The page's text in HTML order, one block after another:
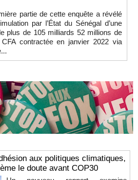
partie de cette enquête a révélé
par l’État du Sénégal d’une
plus de 105 milliards 52 millions de
contractée en janvier 2022 via
aux politiques climatiques,
le doute avant COP30